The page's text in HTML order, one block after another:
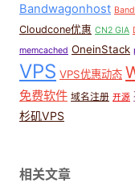
Bandwagonhost
Cloudcone优惠 CN2 GIA
memcached OneinStack
VPS VPS优惠动态
免费软件 域名注册 开源
杉矶VPS
相关文章